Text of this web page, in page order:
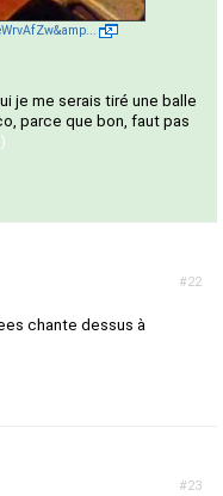
je me serais tiré une balle
parce que bon, faut pas
#22
chante dessus à
#23